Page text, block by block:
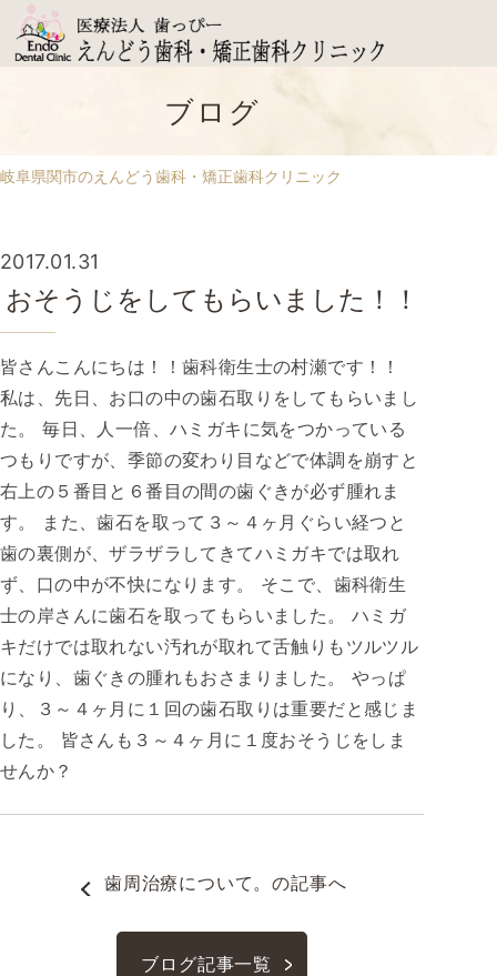
ブログ
岐阜県関市のえんどう歯科・矯正歯科クリニック
おそうじをしてもらいました！！
2017.01.31
皆さんこんにちは！！歯科衛生士の村瀬です！！
私は、先日、お口の中の歯石取りをしてもらいまし
た。 毎日、人一倍、ハミガキに気をつかっている
つもりですが、季節の変わり目などで体調を崩すと
右上の５番目と６番目の間の歯ぐきが必ず腫れま
す。 また、歯石を取って３～４ヶ月ぐらい経つと
歯の裏側が、ザラザラしてきてハミガキでは取れ
ず、口の中が不快になります。 そこで、歯科衛生
士の岸さんに歯石を取ってもらいました。 ハミガ
キだけでは取れない汚れが取れて舌触りもツルツル
になり、歯ぐきの腫れもおさまりました。 やっぱ
り、３～４ヶ月に１回の歯石取りは重要だと感じま
した。 皆さんも３～４ヶ月に１度おそうじをしま
せんか？
歯周治療について。の記事へ
ブログ記事一覧